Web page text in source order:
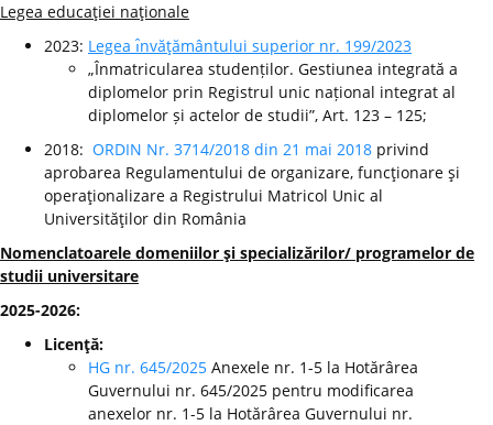
Legea educaţiei naţionale
2023: Legea ı̂nvăţământului superior nr. 199/2023
„Înmatricularea studenților. Gestiunea integrată a
diplomelor prin Registrul unic național integrat al
diplomelor și actelor de studii”, Art. 123 – 125;
2018: ORDIN Nr. 3714/2018 din 21 mai 2018 privind
aprobarea Regulamentului de organizare, funcţionare şi
operaţionalizare a Registrului Matricol Unic al
Universităţilor din România
Nomenclatoarele domeniilor şi specializărilor/ programelor de
studii universitare
2025-2026:
Licenţă:
HG nr. 645/2025 Anexele nr. 1-5 la Hotărârea
Guvernului nr. 645/2025 pentru modificarea
anexelor nr. 1-5 la Hotărârea Guvernului nr.